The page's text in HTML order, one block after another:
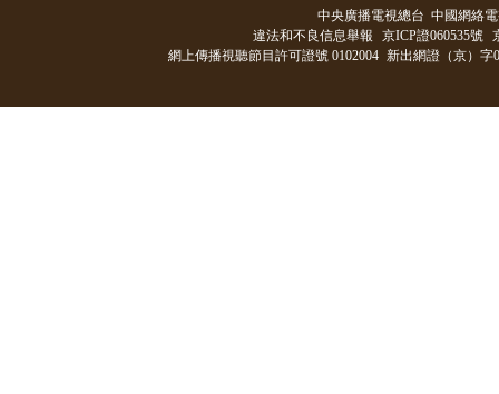
中央廣播電視總台 中國網絡
違法和不良信息舉報
京ICP證060535號
網上傳播視聽節目許可證號 0102004 新出網證（京）